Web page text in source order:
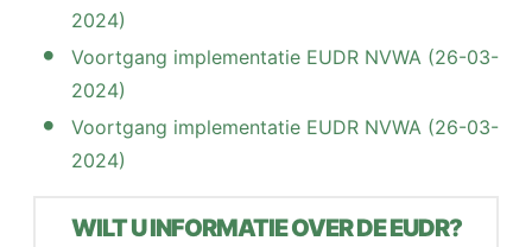
2024)
Voortgang implementatie EUDR NVWA (26-03-
2024)
Voortgang implementatie EUDR NVWA (26-03-
2024)
WILT U INFORMATIE OVER DE EUDR?